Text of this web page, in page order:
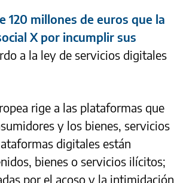
120 millones de euros que la
X por incumplir sus
a la ley de servicios digitales
rige a las plataformas que
y los bienes, servicios
digitales están
bienes o servicios ilícitos;
por el acoso y la intimidación